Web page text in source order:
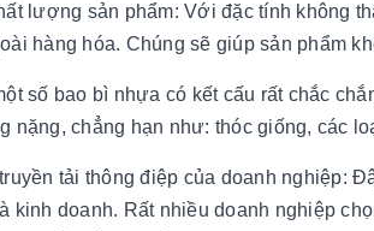
lượng sản phẩm: Với đặc tính không
hàng hóa. Chúng sẽ giúp sản phẩm
số bao bì nhựa có kết cấu rất chắc
nặng, chẳng hạn như: thóc giống, các
tải thông điệp của doanh nghiệp:
kinh doanh. Rất nhiều doanh nghiệp